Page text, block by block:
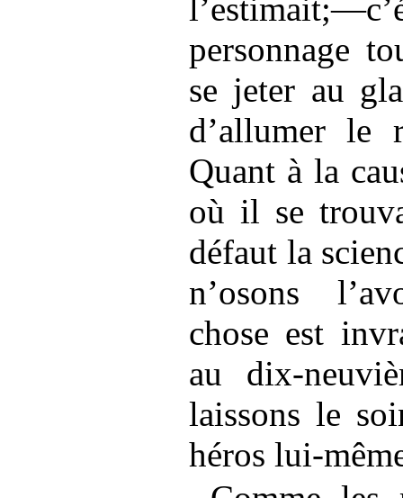
personnage
se jeter au
d’allumer le
Quant à la
où il se
défaut la
n’osons
chose est
au dix-
laissons le
héros lui-